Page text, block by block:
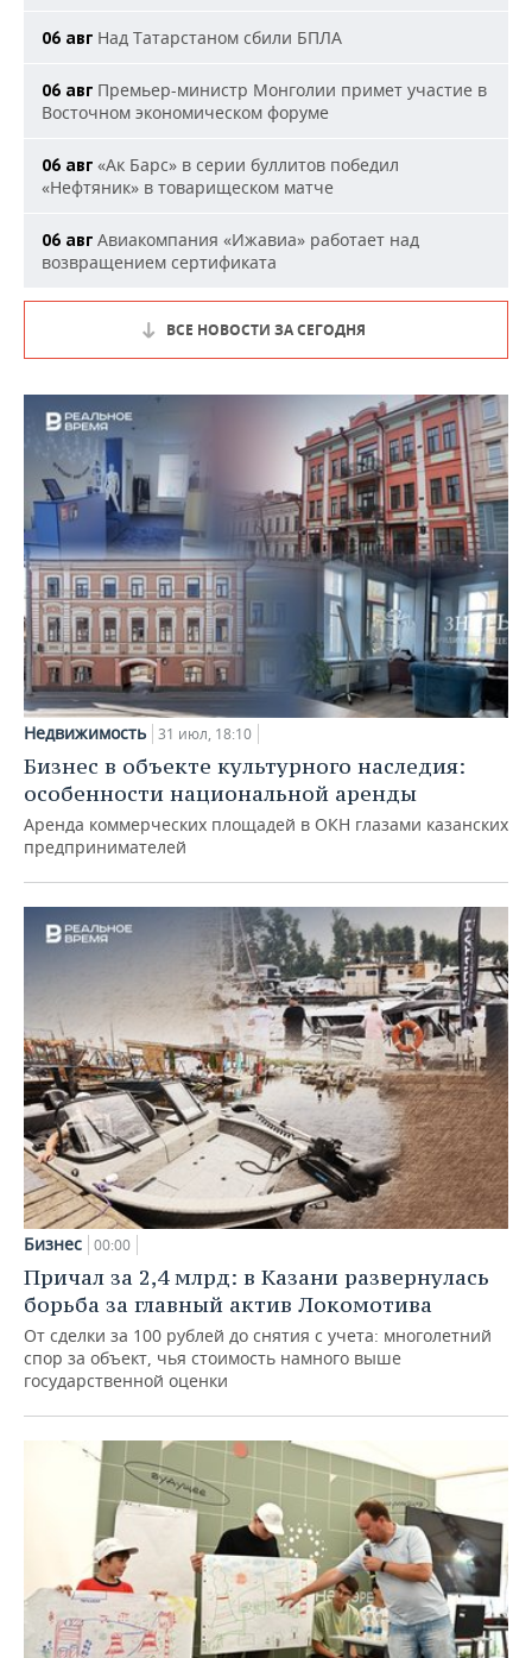
06 авг Над Татарстаном сбили БПЛА
06 авг Премьер-министр Монголии примет участие в
Восточном экономическом форуме
06 авг «Ак Барс» в серии буллитов победил
«Нефтяник» в товарищеском матче
06 авг Авиакомпания «Ижавиа» работает над
возвращением сертификата
ВСЕ НОВОСТИ ЗА СЕГОДНЯ
Недвижимость 31 июл, 18:10
Бизнес в объекте культурного наследия:
особенности национальной аренды
Аренда коммерческих площадей в ОКН глазами казанских
предпринимателей
Бизнес 00:00
Причал за 2,4 млрд: в Казани развернулась
борьба за главный актив Локомотива
От сделки за 100 рублей до снятия с учета: многолетний
спор за объект, чья стоимость намного выше
государственной оценки